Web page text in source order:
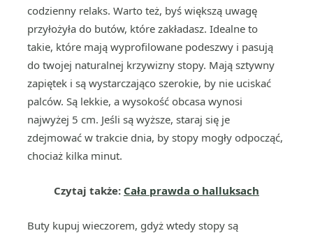
codzienny relaks. Warto też, byś większą uwagę
przyłożyła do butów, które zakładasz. Idealne to
takie, które mają wyprofilowane podeszwy i pasują
do twojej naturalnej krzywizny stopy. Mają sztywny
zapiętek i są wystarczająco szerokie, by nie uciskać
palców. Są lekkie, a wysokość obcasa wynosi
najwyżej 5 cm. Jeśli są wyższe, staraj się je
zdejmować w trakcie dnia, by stopy mogły odpocząć,
chociaż kilka minut.
Czytaj także: Cała prawda o halluksach
Buty kupuj wieczorem, gdyż wtedy stopy są